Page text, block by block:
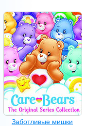
Заботливые мишки